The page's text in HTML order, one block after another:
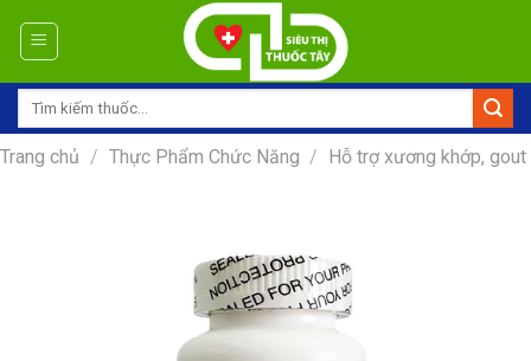
Tìm
Trang chủ / Thực Phẩm Chức Năng / Hỗ trợ xương khớp, gout